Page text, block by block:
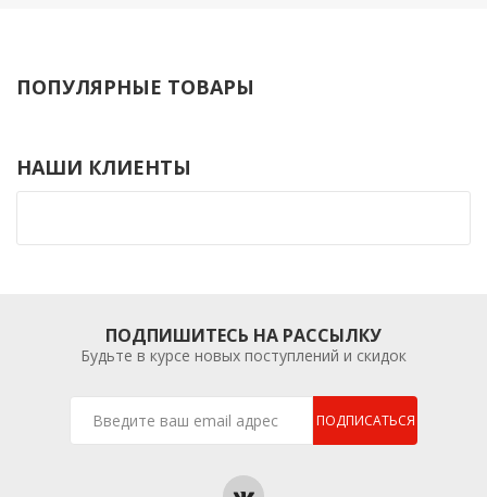
ПОПУЛЯРНЫЕ ТОВАРЫ
НАШИ КЛИЕНТЫ
ПОДПИШИТЕСЬ НА РАССЫЛКУ
Будьте в курсе новых поступлений и скидок
ПОДПИСАТЬСЯ